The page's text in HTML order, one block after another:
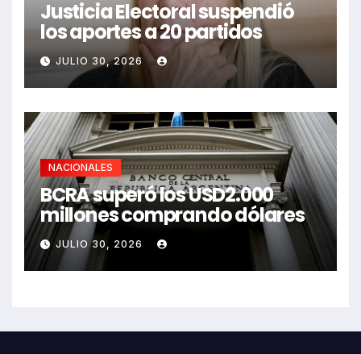
Justicia Electoral suspendió
los aportes a 20 partidos
JULIO 30, 2026
NACIONALES
BCRA superó los USD2.000
millones comprando dólares
JULIO 30, 2026